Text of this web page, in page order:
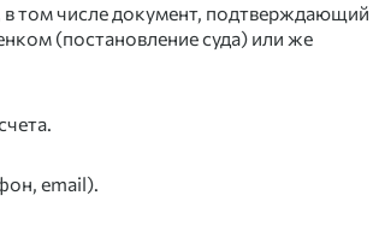
том числе документ, подтверждающий
(постановление суда) или же
email).